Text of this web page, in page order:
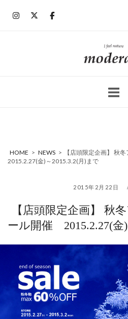
ホ
ー
HOME > NEWS >
【店頭限定企画】 秋
2015.2.27(金)～2015.3.2(月)まで
2015年2月22日
【店頭限定企画】 秋
ール開催 2015.2.27(金